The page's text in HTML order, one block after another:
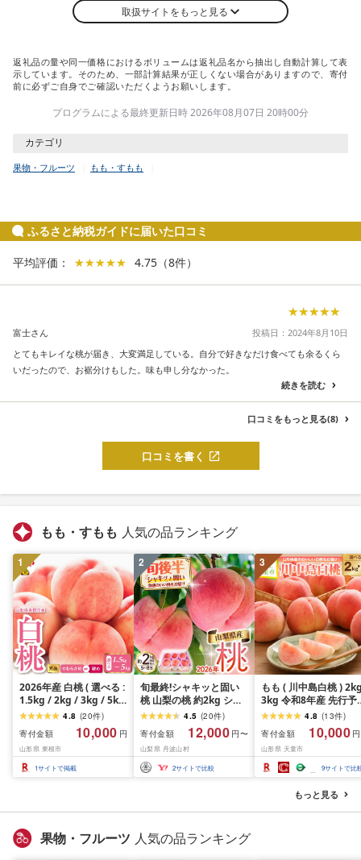
取扱サイトをもっと見る
返礼品の量や同一価格におけるボリュームは返礼品名から抽出し自動計算して表
示しています。そのため、一部計算結果が正しくない場合がありますので、寄付
前に必ずご自身でご確認いただくようお願いします。
プログラムによる最終更新日時 2026年08月07日 20時00分
カテゴリ
果物・フルーツ もも・すもも
ふるさと納税ガイドに届いた口コミ
平均評価： ★★★★★
★★★★★ 4.75 （8件）
★★★★★
★★★★★
富士さん
投稿日：2024年8月10日
とてもキレイな桃が届き、大変満足している。自分で好きなだけ食べても余るくら
いだったので、お裾分けもした。味も申し分なかった。
続きを読む
口コミをもっと見る(8)
口コミを書く
もも・すもも 人気の品ランキング
1
2026年産 白桃 ( 選べる :
1.5kg / 2kg / 3kg / 5kg
)( 柔らかめ / 硬め )/ 桃
もも モモ ピーチ 白桃 は
くとう フルーツ 果物 く
だもの 期間限定 大容量
冷蔵配送 先行予約 農家
4.8 (20件)
寄付金額
10,000 円
山形県 東根市
1サイトで掲載
2
旬最終!シャキッと固い
桃 山梨の桃 約2kg シー
ズン最後の山梨県民の大
好きな固い品種
[tab0182]
4.5 (20件)
寄付金額
12,000 円〜
山梨県 丹波山村
2サイトで比較
3
もも ( 川中島白桃 )
3kg 令和8年産 先行予
2026年 山形県産 桃 白
果物 フルーツ 秀品 の
贈答 ギフト おすそ分
期間限定 冷蔵便 送料
料 産地直送 お取り寄
山形県 天童市 ]
4.8 (13件)
寄付金額
10,000
山形県 天童市
9サイトで比
もっと見る
果物・フルーツ 人気の品ランキング